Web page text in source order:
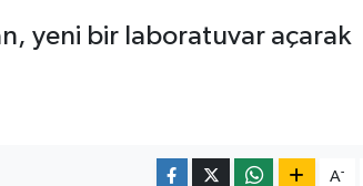
yeni bir laboratuvar açarak
A-